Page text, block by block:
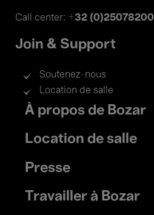
Call center: +32 (0)25078200
Join & Support
Soutenez-nous
Location de salle
Footer
menu
À propos de Bozar
Location de salle
Presse
Travailler à Bozar